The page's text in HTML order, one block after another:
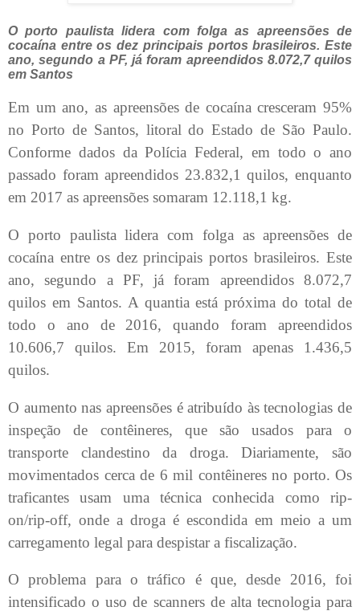
O porto paulista lidera com folga as apreensões de
cocaína entre os dez principais portos brasileiros. Este
ano, segundo a PF, já foram apreendidos 8.072,7 quilos
em Santos
Em um ano, as apreensões de cocaína cresceram 95%
no Porto de Santos, litoral do Estado de São Paulo.
Conforme dados da Polícia Federal, em todo o ano
passado foram apreendidos 23.832,1 quilos, enquanto
em 2017 as apreensões somaram 12.118,1 kg.
O porto paulista lidera com folga as apreensões de
cocaína entre os dez principais portos brasileiros. Este
ano, segundo a PF, já foram apreendidos 8.072,7
quilos em Santos. A quantia está próxima do total de
todo o ano de 2016, quando foram apreendidos
10.606,7 quilos. Em 2015, foram apenas 1.436,5
quilos.
O aumento nas apreensões é atribuído às tecnologias de
inspeção de contêineres, que são usados para o
transporte clandestino da droga. Diariamente, são
movimentados cerca de 6 mil contêineres no porto. Os
traficantes usam uma técnica conhecida como rip-
on/rip-off, onde a droga é escondida em meio a um
carregamento legal para despistar a fiscalização.
O problema para o tráfico é que, desde 2016, foi
intensificado o uso de scanners de alta tecnologia para